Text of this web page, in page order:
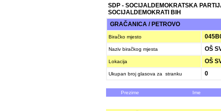
SDP - SOCIJALDEMOKRATSKA
SOCIJALDEMOKRATI BIH
GRAČANICA / PETROVO
Biračko mjesto
Naziv biračkog mjesta OŠ
Lokacija OŠ
Ukupan broj glasova za stranku 0
Prezime Ime